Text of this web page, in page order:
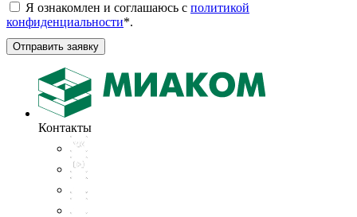
Я ознакомлен и соглашаюсь с политикой
конфиденциальности*.
Отправить заявку
Контакты